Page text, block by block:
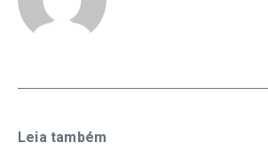
Leia também